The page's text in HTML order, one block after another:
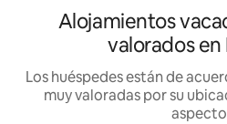
Alojamientos
valorados
Los huéspedes están de
muy valoradas por su